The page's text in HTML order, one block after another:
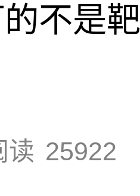
不是靶
读 25922